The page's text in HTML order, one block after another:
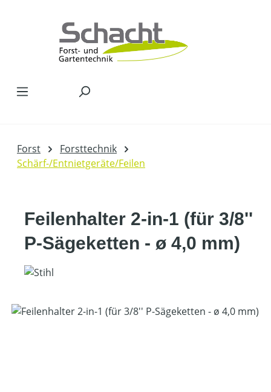
Forst
Forsttechnik
Schärf-/Entnietgeräte/Feilen
Feilenhalter 2-in-1 (für 3/8''
P-Sägeketten - ø 4,0 mm)
Bildergalerie überspringen